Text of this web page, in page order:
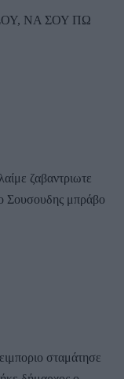
ΝΑ ΣΟΥ ΠΩ
ζαβαντριωτε
Σουσουδης μπράβο
σταμάτησε